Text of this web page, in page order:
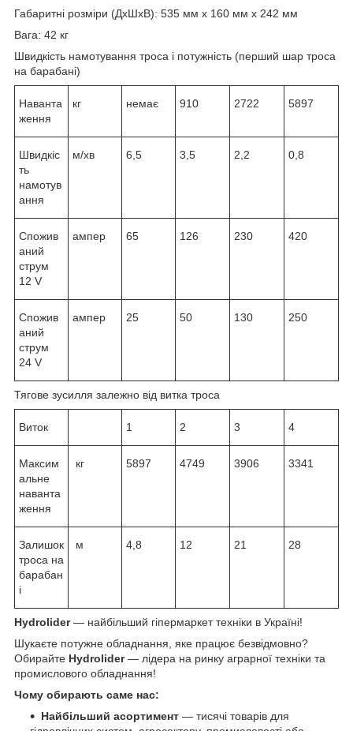
Габаритні розміри (ДхШхВ): 535 мм х 160 мм х 242 мм
Вага: 42 кг
Швидкість намотування троса і потужність (перший шар троса
на барабані)
Наванта
ження
кг немає 910 2722 5897
Швидкіс
ть
намотув
ання
м/хв 6,5 3,5 2,2 0,8
Спожив
аний
струм
12 V
ампер 65 126 230 420
Спожив
аний
струм
24 V
ампер 25 50 130 250
Тягове зусилля залежно від витка троса
Виток 1 2 3 4
Максим
альне
наванта
ження
кг 5897 4749 3906 3341
Залишок
троса на
барабан
і
м 4,8 12 21 28
Hydrolider— найбільший гіпермаркет техніки в Україні!
Шукаєте потужне обладнання, яке працює безвідмовно?
Обирайте Hydrolider— лідера на ринку аграрної техніки та
промислового обладнання!
Чому обирають саме нас:
Найбільший асортимент — тисячі товарів для